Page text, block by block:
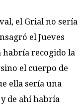
el Grial no sería
el Jueves
habría recogido la
el cuerpo de
ella sería una
y de ahí habría